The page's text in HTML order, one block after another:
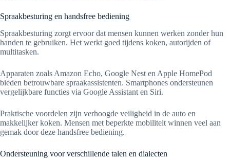
Spraakbesturing en handsfree bediening
Spraakbesturing zorgt ervoor dat mensen kunnen werken zonder hun
handen te gebruiken. Het werkt goed tijdens koken, autorijden of
multitasken.
Apparaten zoals Amazon Echo, Google Nest en Apple HomePod
bieden betrouwbare spraakassistenten. Smartphones ondersteunen
vergelijkbare functies via Google Assistant en Siri.
Praktische voordelen zijn verhoogde veiligheid in de auto en
makkelijker koken. Mensen met beperkte mobiliteit winnen veel aan
gemak door deze handsfree bediening.
Ondersteuning voor verschillende talen en dialecten